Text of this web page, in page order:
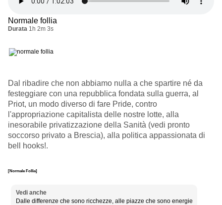
Normale follia
Durata 1h 2m 3s
Dal ribadire che non abbiamo nulla a che spartire né da
festeggiare con una repubblica fondata sulla guerra, al
Priot, un modo diverso di fare Pride, contro
l'appropriazione capitalista delle nostre lotte, alla
inesorabile privatizzazione della Sanità (vedi pronto
soccorso privato a Brescia), alla politica appassionata di
bell hooks!.
[Normale Follia]
Vedi anche
Dalle differenze che sono ricchezze, alle piazze che sono energie